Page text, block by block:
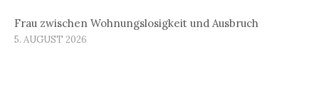
Frau zwischen Wohnungslosigkeit und Ausbruch
5. AUGUST 2026